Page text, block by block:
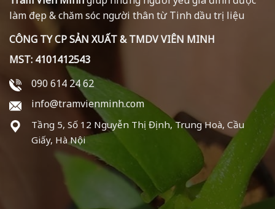
làm đẹp & chăm sóc người thân từ Tinh dầu trị liệu
CÔNG TY CP SẢN XUẤT & TMDV VIÊN MINH
MST: 4101412543
090 614 24 62
info@tramvienminh.com
Tầng 5, Số 12 Nguyễn Thị Định, Trung Hoà, Cầu
Giấy, Hà Nội